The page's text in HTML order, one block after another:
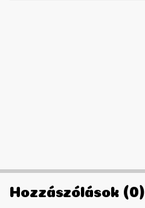
Hozzászólások (0)